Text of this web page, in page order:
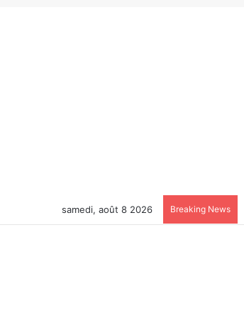
samedi, août 8 2026 Breaking News